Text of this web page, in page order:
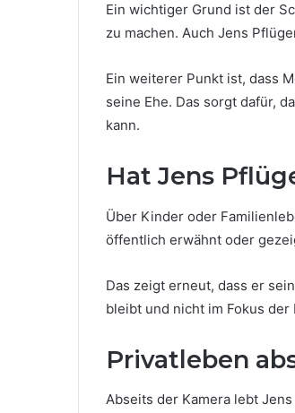
Ein wichtiger Grund ist der
zu machen. Auch Jens
Ein weiterer Punkt ist, dass
seine Ehe. Das sorgt dafür,
kann.
Hat Jens
Über Kinder oder
öffentlich erwähnt oder
Das zeigt erneut, dass er
bleibt und nicht im Fokus der
Privatleben
Abseits der Kamera lebt